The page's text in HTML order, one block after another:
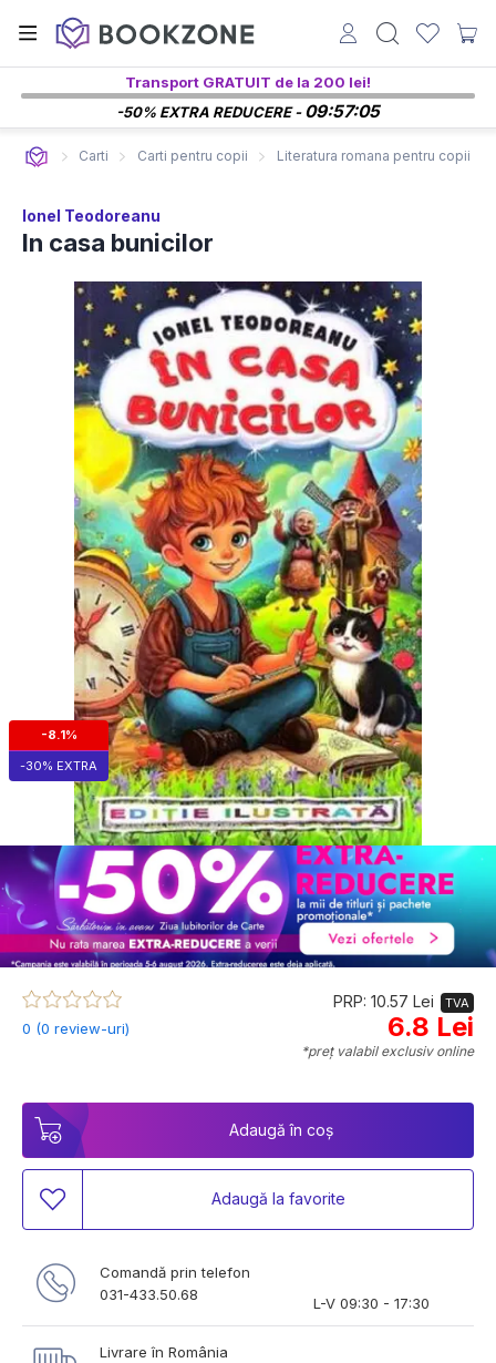
Transport GRATUIT de la 200 lei!
-50% EXTRA REDUCERE -09:57:04
Carti Carti pentru copii Literatura romana pentru copii
Ionel Teodoreanu
In casa bunicilor
-8.1%
-30% EXTRA
0 (0 review-uri)
PRP: 10.57 Lei TVA
6.8 Lei
*preț valabil exclusiv online
Adaugă în coș
Adaugă la favorite
Comandă prin telefon
031-433.50.68
L-V 09:30 - 17:30
Livrare în România